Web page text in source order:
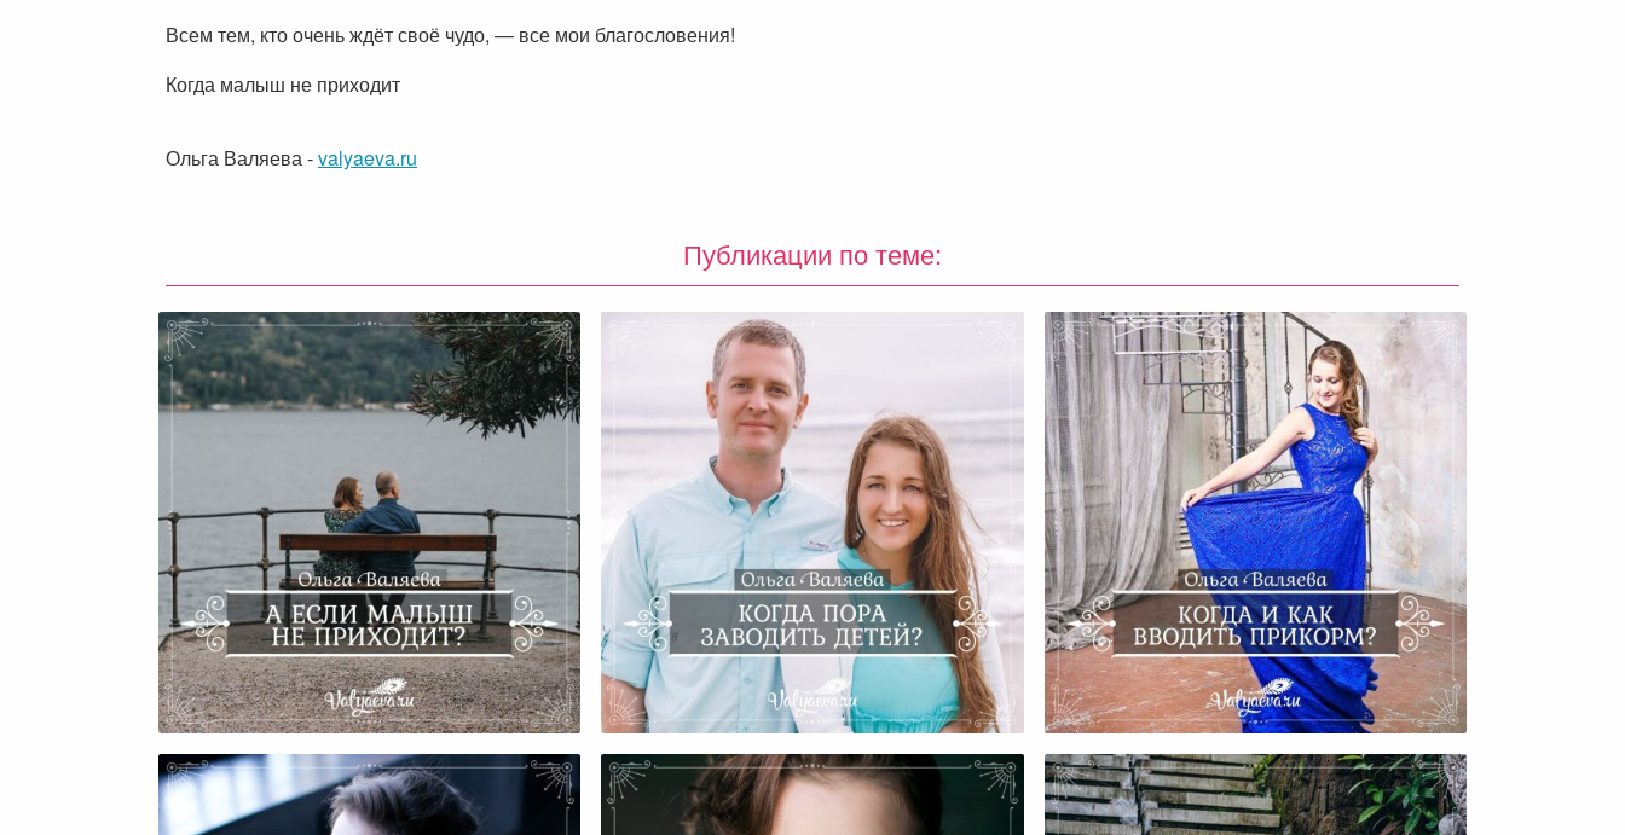
Всем тем, кто очень ждёт своё чудо, — все мои благословения!
Когда малыш не приходит
Ольга Валяева -valyaeva.ru
Публикации по теме:
А Если Малыш Не Приходит? Когда Заводить Детей? Когда И Как Вводить Прикорм?